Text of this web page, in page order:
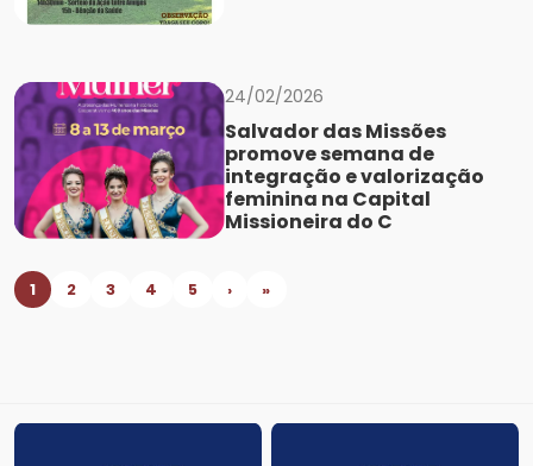
24/02/2026
Salvador das Missões
promove semana de
integração e valorização
feminina na Capital
Missioneira do C
1 2 3 4 5 › »